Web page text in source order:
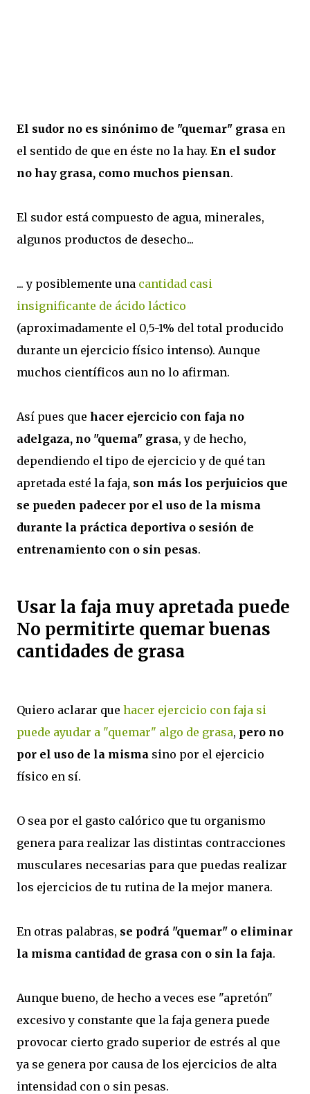
El sudor no es sinónimo de "quemar" grasa en
el sentido de que en éste no la hay. En el sudor
no hay grasa, como muchos piensan.
El sudor está compuesto de agua, minerales,
algunos productos de desecho...
... y posiblemente una cantidad casi
insignificante de ácido láctico
(aproximadamente el 0,5-1% del total producido
durante un ejercicio físico intenso). Aunque
muchos científicos aun no lo afirman.
Así pues que hacer ejercicio con faja no
adelgaza, no "quema" grasa, y de hecho,
dependiendo el tipo de ejercicio y de qué tan
apretada esté la faja, son más los perjuicios que
se pueden padecer por el uso de la misma
durante la práctica deportiva o sesión de
entrenamiento con o sin pesas.
Usar la faja muy apretada puede
No permitirte quemar buenas
cantidades de grasa
Quiero aclarar que hacer ejercicio con faja si
puede ayudar a "quemar" algo de grasa, pero no
por el uso de la misma sino por el ejercicio
físico en sí.
O sea por el gasto calórico que tu organismo
genera para realizar las distintas contracciones
musculares necesarias para que puedas realizar
los ejercicios de tu rutina de la mejor manera.
En otras palabras, se podrá "quemar" o eliminar
la misma cantidad de grasa con o sin la faja.
Aunque bueno, de hecho a veces ese "apretón"
excesivo y constante que la faja genera puede
provocar cierto grado superior de estrés al que
ya se genera por causa de los ejercicios de alta
intensidad con o sin pesas.